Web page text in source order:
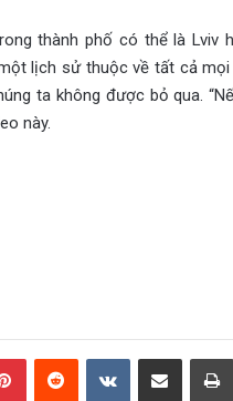
thành phố có thể là Lviv
lịch sử thuộc về tất cả mọi
ta không được bỏ qua.
này.
Pinterest Reddit VKontakte Share via Email